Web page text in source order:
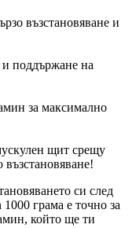
възстановяване и
и поддържане на
за максимално
щит срещу
си след
грама е точно за
който ще ти